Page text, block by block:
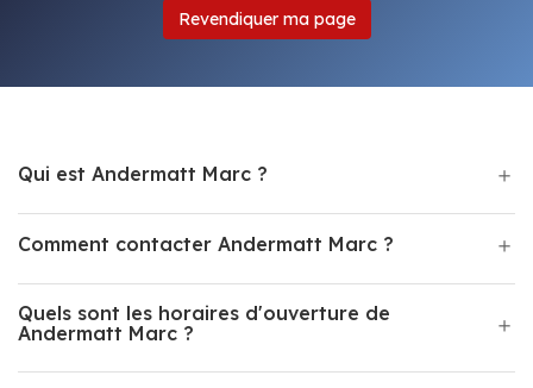
Revendiquer ma page
Qui est Andermatt Marc ?
Comment contacter Andermatt Marc ?
Quels sont les horaires d'ouverture de
Andermatt Marc ?